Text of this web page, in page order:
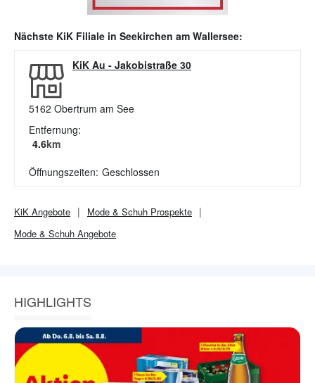
Nächste KiK Filiale in Seekirchen am Wallersee:
KiK Au - Jakobistraße 30
5162 Obertrum am See
Entfernung:
4.6km
Öffnungszeiten: Geschlossen
KiK Angebote Mode & Schuh Prospekte
Mode & Schuh Angebote
HIGHLIGHTS